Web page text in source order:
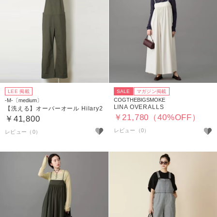
LEE 掲載
-M-〔medium〕
【洗える】オーバーオール Hilary2
￥41,800
SALE マガジン掲載
COGTHEBIGSMOKE
LINA OVERALLS
￥21,780（40%OFF）